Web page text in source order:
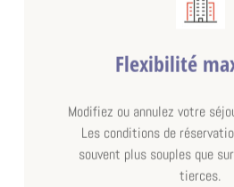
chambre double standard, avec
Flexibilité
Modifiez ou annulez votre
Les conditions de
souvent plus souples que
tierces.